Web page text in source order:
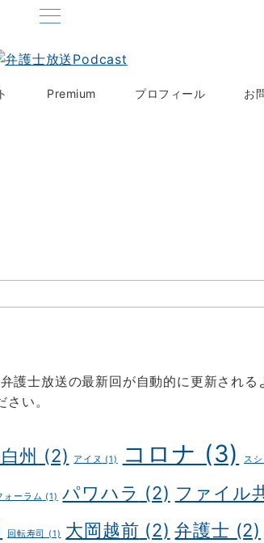
Premium プロフィール お
護士放送の最新回が自動的に更新され
い。
州 (2) アイヌ (1) コロナ (3) ス
ォーラム (1) パワハラ (2) ファイル
回転寿司 (1) 大岡越前 (2) 弁護士 (2)